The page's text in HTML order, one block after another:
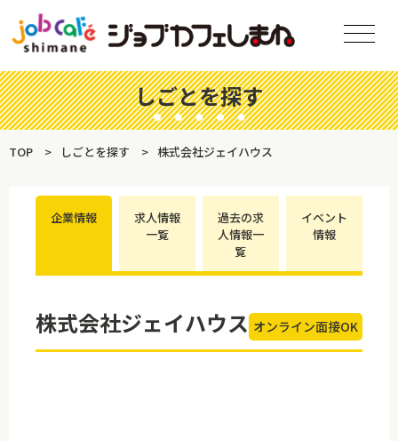
しごとを探す
TOP しごとを探す 株式会社ジェイハウス
企業情報
求人情報
一覧
過去の求
人情報一
覧
イベント
情報
株式会社ジェイハウス オンライン面接OK